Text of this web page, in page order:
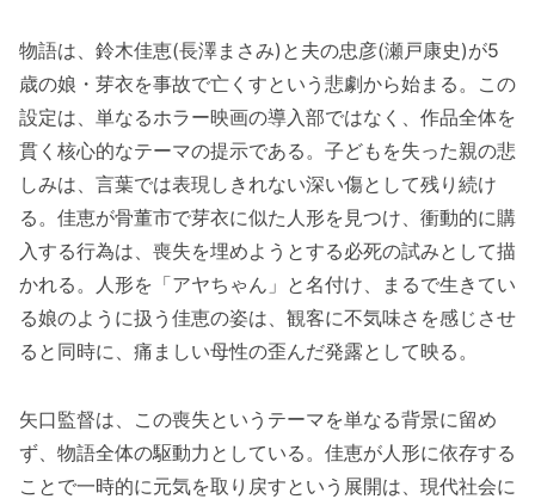
物語は、鈴木佳恵(長澤まさみ)と夫の忠彦(瀬戸康史)が5
歳の娘・芽衣を事故で亡くすという悲劇から始まる。この
設定は、単なるホラー映画の導入部ではなく、作品全体を
貫く核心的なテーマの提示である。子どもを失った親の悲
しみは、言葉では表現しきれない深い傷として残り続け
る。佳恵が骨董市で芽衣に似た人形を見つけ、衝動的に購
入する行為は、喪失を埋めようとする必死の試みとして描
かれる。人形を「アヤちゃん」と名付け、まるで生きてい
る娘のように扱う佳恵の姿は、観客に不気味さを感じさせ
ると同時に、痛ましい母性の歪んだ発露として映る。
矢口監督は、この喪失というテーマを単なる背景に留め
ず、物語全体の駆動力としている。佳恵が人形に依存する
ことで一時的に元気を取り戻すという展開は、現代社会に